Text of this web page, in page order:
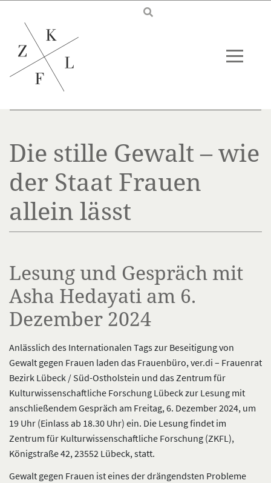
Die stille Gewalt – wie
der Staat Frauen
allein lässt
Lesung und Gespräch mit
Asha Hedayati am 6.
Dezember 2024
Anlässlich des Internationalen Tags zur Beseitigung von
Gewalt gegen Frauen laden das Frauenbüro, ver.di – Frauenrat
Bezirk Lübeck / Süd-Ostholstein und das Zentrum für
Kulturwissenschaftliche Forschung Lübeck zur Lesung mit
anschließendem Gespräch am Freitag, 6. Dezember 2024, um
19 Uhr (Einlass ab 18.30 Uhr) ein. Die Lesung findet im
Zentrum für Kulturwissenschaftliche Forschung (ZKFL),
Königstraße 42, 23552 Lübeck, statt.
Gewalt gegen Frauen ist eines der drängendsten Probleme